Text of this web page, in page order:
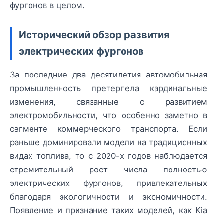
фургонов в целом.
Исторический обзор развития
электрических фургонов
За последние два десятилетия автомобильная
промышленность претерпела кардинальные
изменения, связанные с развитием
электромобильности, что особенно заметно в
сегменте коммерческого транспорта. Если
раньше доминировали модели на традиционных
видах топлива, то с 2020-х годов наблюдается
стремительный рост числа полностью
электрических фургонов, привлекательных
благодаря экологичности и экономичности.
Появление и признание таких моделей, как Kia